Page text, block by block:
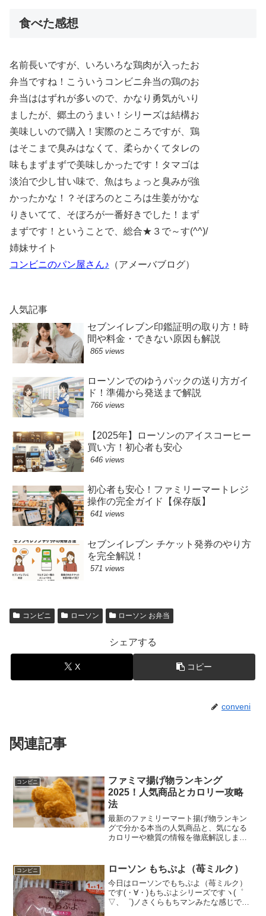
食べた感想
名前長いですが、いろいろな鶏肉が入ったお
弁当ですね！こういうコンビニ弁当の鶏のお
弁当ははずれが多いので、かなり勇気がいり
ましたが、郷土のうまい！シリーズは結構お
美味しいので購入！実際のところですが、鶏
はそこまで臭みはなくて、柔らかくてタレの
味もまずまずで美味しかったです！タマゴは
淡泊で少し甘い味で、魚はちょっと臭みが強
かったかな！？そぼろのところは生姜がかな
りきいてて、そぼろが一番好きでした！まず
まずです！ということで、総合★３で～す(^^)/
姉妹サイト
コンビニのパン屋さん♪ （アメーバブログ）
人気記事
セブンイレブン印鑑証明の取り方！時
間や料金・できない原因も解説
865 views
ローソンでのゆうパックの送り方ガイ
ド！準備から発送まで解説
766 views
【2025年】ローソンのアイスコーヒー
買い方！初心者も安心
646 views
初心者も安心！ファミリーマートレジ
操作の完全ガイド【保存版】
641 views
セブンイレブン チケット発券のやり方
を完全解説！
571 views
コンビニ ローソン ローソン お弁当
シェアする
X コピー
conveni
関連記事
コンビニ
ファミマ揚げ物ランキング
2025！人気商品とカロリー攻略
法
最新のファミリーマート揚げ物ランキン
グで分かる本当の人気商品と、気になる
カロリーや糖質の情報を徹底解説しま
なクーポン攻略法も網羅。罪悪感なく美
味しいホットスナックを楽しむための秘
訣を今すぐチェックしましょう。
コンビニ ローソン もちぷよ（苺ミルク）
今日はローソンでもちぷよ（苺ミルク）
です(・∀・)もちぷよシリーズですヽ(゜
▽、゜)ノさくらもちマンみたな感じです